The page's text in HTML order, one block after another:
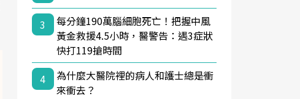
3
每分鐘190萬腦細胞死亡！把握中風
黃金救援4.5小時，醫警告：遇3症狀
快打119搶時間
4
為什麼大醫院裡的病人和護士總是衝
來衝去？